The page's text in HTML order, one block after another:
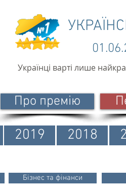
Українці варті лише
Про премію
2019 2018
Бізнес та фінанси